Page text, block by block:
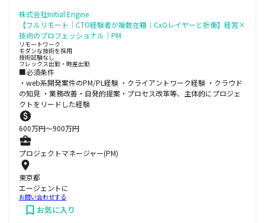
株式会社Initial Engine
【フルリモート｜CTO経験者が複数在籍｜CxOレイヤーと折衝】経営×
技術のプロフェッショナル｜PM
リモートワーク
モダンな技術を採用
技術試験なし
フレックス出勤・時差出勤
■必須条件
・web系開発案件のPM/PL経験 ・クライアントワーク経験 ・クラウド
の知見 ・業務改善・自発的提案・プロセス改革等、主体的にプロジェ
クトをリードした経験
600万円〜900万円
プロジェクトマネージャー(PM)
東京都
エージェントに
お問い合わせする
お気に入り